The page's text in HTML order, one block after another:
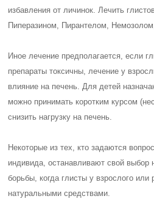
избавления от личинок. Лечить
Пиперазином, Пирантелом,
Иное лечение предполагается, если
препараты токсичны, лечение у
влияние на печень. Для детей
можно принимать коротким курсом
снизить нагрузку на печень.
Некоторые из тех, кто задаются
индивида, останавливают свой выбор
борьбы, когда глисты у взрослого или
натуральными средствами.